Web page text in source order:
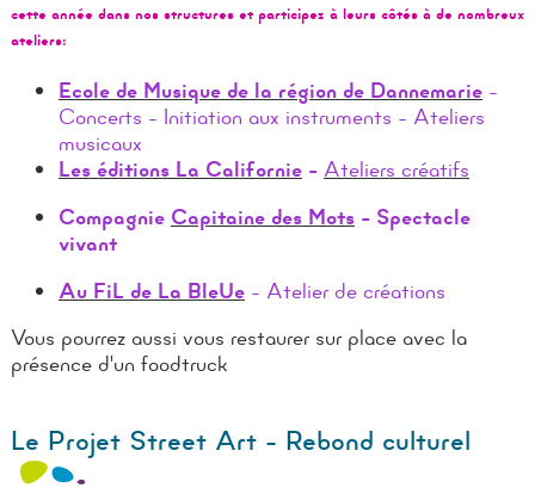
cette année dans nos structures et participez à leurs côtés à de nombreux
ateliers:
Ecole de Musique de la région de Dannemarie-
Concerts - Initiation aux instruments - Ateliers
musicaux
Les éditions La Californie - Ateliers créatifs
Compagnie Capitaine des Mots- Spectacle
vivant
Au FiL de La BleUe- Atelier de créations
Vous pourrez aussi vous restaurer sur place avec la
présence d'un foodtruck
Le Projet Street Art - Rebond culturel